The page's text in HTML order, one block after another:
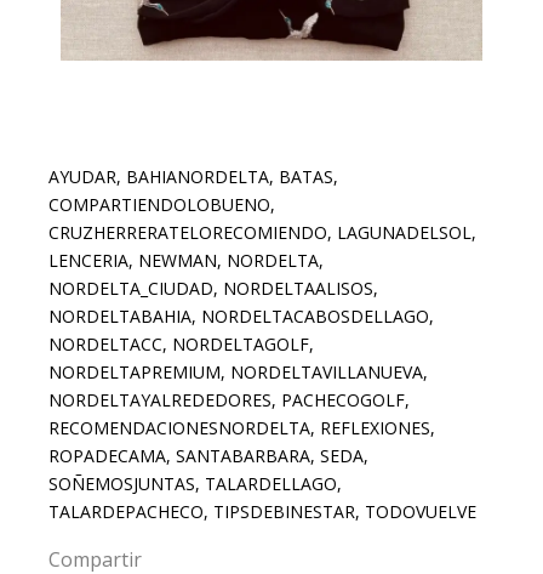
AYUDAR, BAHIANORDELTA, BATAS,
COMPARTIENDOLOBUENO,
CRUZHERRERATELORECOMIENDO, LAGUNADELSOL,
LENCERIA, NEWMAN, NORDELTA,
NORDELTA_CIUDAD, NORDELTAALISOS,
NORDELTABAHIA, NORDELTACABOSDELLAGO,
NORDELTACC, NORDELTAGOLF,
NORDELTAPREMIUM, NORDELTAVILLANUEVA,
NORDELTAYALREDEDORES, PACHECOGOLF,
RECOMENDACIONESNORDELTA, REFLEXIONES,
ROPADECAMA,SANTABARBARA,SEDA,
SOÑEMOSJUNTAS, TALARDELLAGO,
TALARDEPACHECO, TIPSDEBINESTAR, TODOVUELVE
Compartir